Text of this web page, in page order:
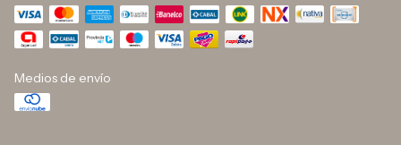
Medios de envío